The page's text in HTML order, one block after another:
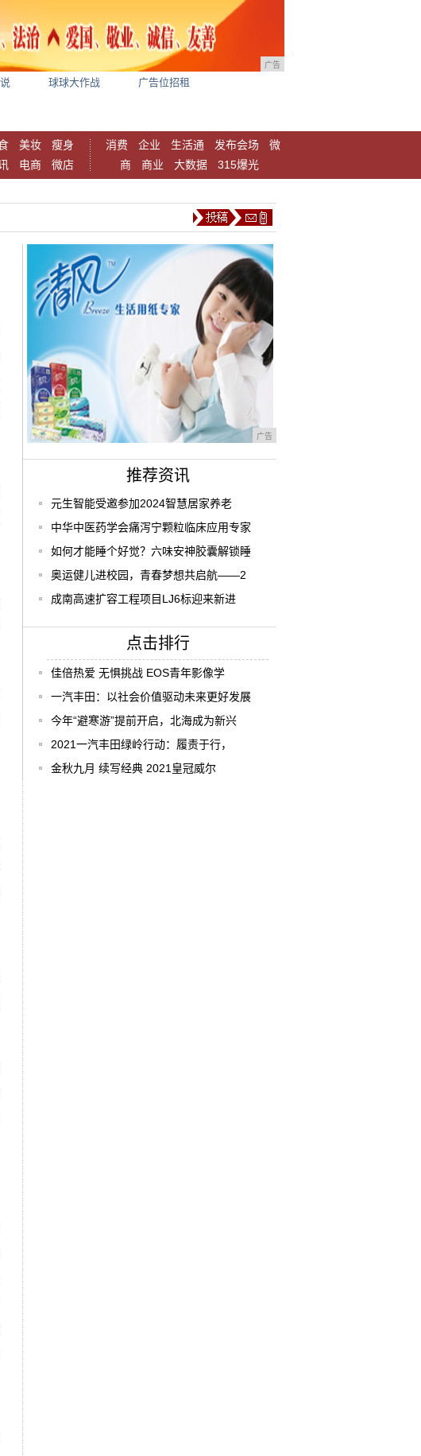
广告
球球大作战 广告位招租
美妆
瘦身
电商 微店
消费 企业 生活通 发布会场
微
商
商业 大数据 315爆光
广告
推荐资讯
元生智能受邀参加2024智慧居家养老
中华中医药学会痛泻宁颗粒临床应用专家
如何才能睡个好觉？六味安神胶囊解锁睡
奥运健儿进校园，青春梦想共启航——2
成南高速扩容工程项目LJ6标迎来新进
点击排行
佳倍热爱 无惧挑战 EOS青年影像学
一汽丰田：以社会价值驱动未来更好发展
今年“避寒游”提前开启，北海成为新兴
2021一汽丰田绿岭行动：履责于行，
金秋九月 续写经典 2021皇冠威尔